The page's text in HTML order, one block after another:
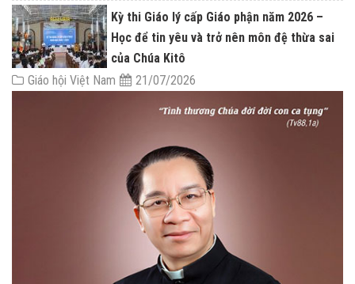
Kỳ thi Giáo lý cấp Giáo phận năm 2026 –
Học để tin yêu và trở nên môn đệ thừa sai
của Chúa Kitô
Giáo hội Việt Nam
21/07/2026